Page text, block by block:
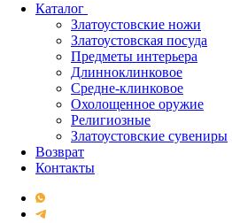
Каталог
Златоустовские ножи
Златоустовская посуда
Предметы интерьера
Длинноклинковое
Средне-клинковое
Охолощенное оружие
Религиозные
Златоустовские сувениры
Возврат
Контакты